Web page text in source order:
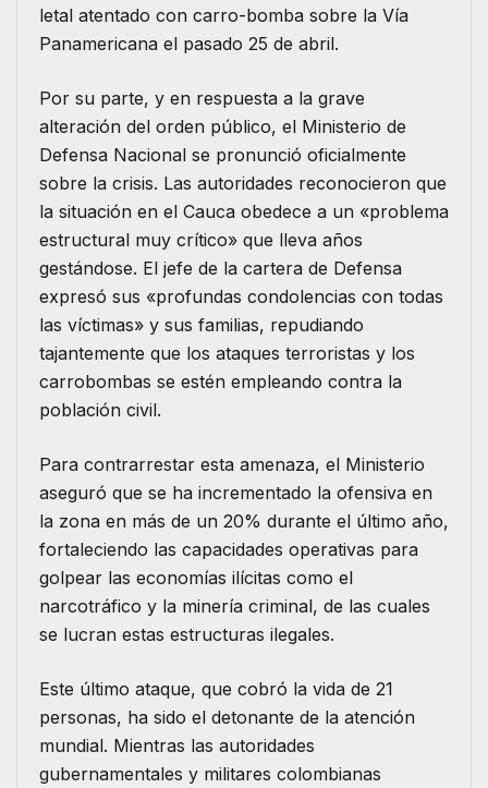
letal atentado con carro-bomba sobre la Vía
Panamericana el pasado 25 de abril.
Por su parte, y en respuesta a la grave
alteración del orden público, el Ministerio de
Defensa Nacional se pronunció oficialmente
sobre la crisis. Las autoridades reconocieron que
la situación en el Cauca obedece a un «problema
estructural muy crítico» que lleva años
gestándose. El jefe de la cartera de Defensa
expresó sus «profundas condolencias con todas
las víctimas» y sus familias, repudiando
tajantemente que los ataques terroristas y los
carrobombas se estén empleando contra la
población civil.
Para contrarrestar esta amenaza, el Ministerio
aseguró que se ha incrementado la ofensiva en
la zona en más de un 20% durante el último año,
fortaleciendo las capacidades operativas para
golpear las economías ilícitas como el
narcotráfico y la minería criminal, de las cuales
se lucran estas estructuras ilegales.
Este último ataque, que cobró la vida de 21
personas, ha sido el detonante de la atención
mundial. Mientras las autoridades
gubernamentales y militares colombianas